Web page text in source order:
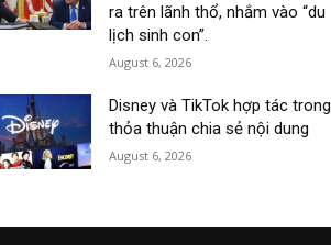
ra trên lãnh thổ, nhắm vào “du
lịch sinh con”.
August 6, 2026
Disney và TikTok hợp tác trong
thỏa thuận chia sẻ nội dung
August 6, 2026